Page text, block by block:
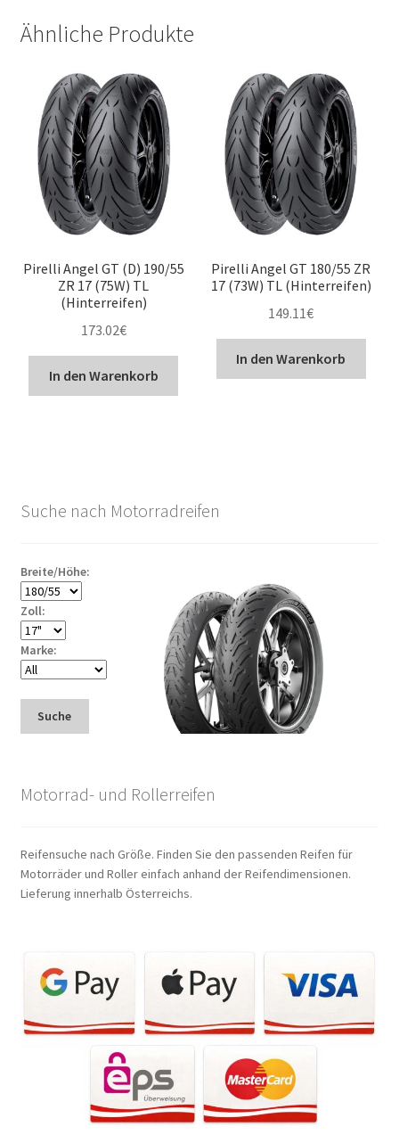
Ähnliche Produkte
Pirelli Angel GT (D) 190/55
ZR 17 (75W) TL
(Hinterreifen)
173.02€
In den Warenkorb
Pirelli Angel GT 180/55 ZR
17 (73W) TL (Hinterreifen)
149.11€
In den Warenkorb
Suche nach Motorradreifen
Breite/Höhe:
Zoll:
Marke:
Suche
Motorrad- und Rollerreifen
Reifensuche nach Größe. Finden Sie den passenden Reifen für
Motorräder und Roller einfach anhand der Reifendimensionen.
Lieferung innerhalb Österreichs.